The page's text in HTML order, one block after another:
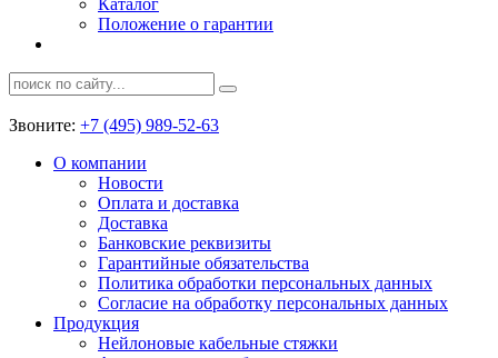
Каталог
Положение о гарантии
Звоните: +7 (495) 989-52-63
О компании
Новости
Оплата и доставка
Доставка
Банковские реквизиты
Гарантийные обязательства
Политика обработки персональных данных
Согласие на обработку персональных данных
Продукция
Нейлоновые кабельные стяжки